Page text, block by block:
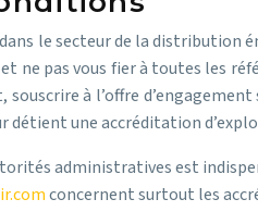
le secteur de la
pas vous fier à toutes les
à l’offre
détient une accréditation
administratives est
concernent surtout les